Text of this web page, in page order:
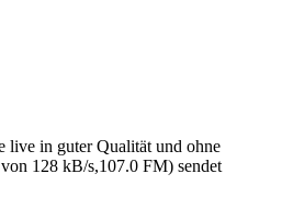
live in guter Qualität und ohne
128 kB/s,107.0 FM) sendet